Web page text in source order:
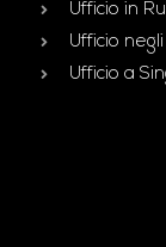
Ufficio in
Ufficio negli
Ufficio a